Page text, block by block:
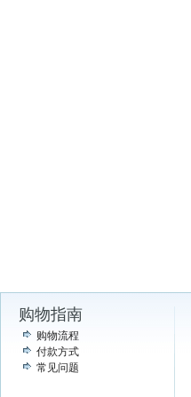
购物指南
购物流程
付款方式
常见问题